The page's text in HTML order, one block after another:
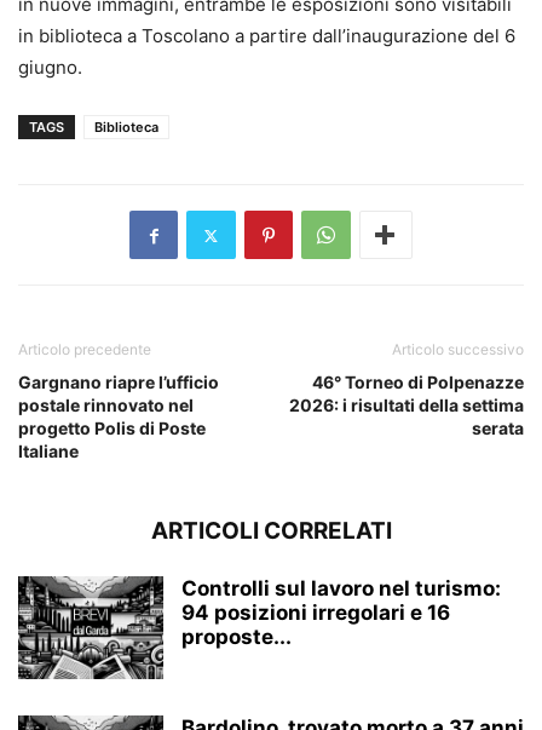
in nuove immagini, entrambe le esposizioni sono visitabili
in biblioteca a Toscolano a partire dall’inaugurazione del 6
giugno.
TAGS Biblioteca
Articolo precedente
Gargnano riapre l’ufficio
postale rinnovato nel
progetto Polis di Poste
Italiane
Articolo successivo
46° Torneo di Polpenazze
2026: i risultati della settima
serata
ARTICOLI CORRELATI
Controlli sul lavoro nel turismo:
94 posizioni irregolari e 16
proposte...